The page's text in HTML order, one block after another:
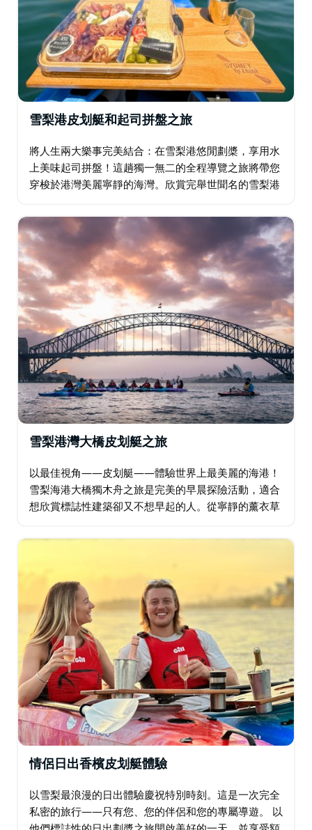
雪梨港皮划艇和起司拼盤之旅
將人生兩大樂事完美結合：在雪梨港悠閒劃槳，享用水
上美味起司拼盤！這趟獨一無二的全程導覽之旅將帶您
穿梭於港灣美麗寧靜的海灣。欣賞完舉世聞名的雪梨港
木舟連接起來，打造一場獨特的水上野餐。…
雪梨港灣大橋皮划艇之旅
以最佳視角——皮划艇——體驗世界上最美麗的海港！
雪梨海港大橋獨木舟之旅是完美的早晨探險活動，適合
想欣賞標誌性建築卻又不想早起的人。從寧靜的薰衣草
的雪梨海港大橋。 為什麼這是雪梨必體驗計畫：…
情侶日出香檳皮划艇體驗
以雪梨最浪漫的日出體驗慶祝特別時刻。這是一次完全
私密的旅行——只有您、您的伴侶和您的專屬導遊。 以